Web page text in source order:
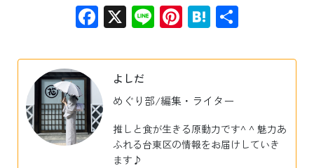
Facebook
X LinePinterest
Hatena
よしだ
めぐり部/編集・ライター
推しと食が生きる原動力です^ ^ 魅力あ
ふれる台東区の情報をお届けしていき
ます♪